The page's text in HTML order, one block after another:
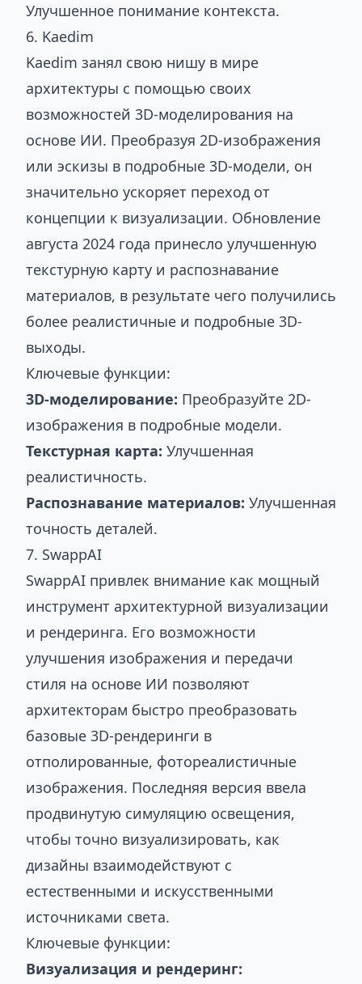
Улучшенное понимание контекста.
6. Kaedim
Kaedim занял свою нишу в мире
архитектуры с помощью своих
возможностей 3D-моделирования на
основе ИИ. Преобразуя 2D-изображения
или эскизы в подробные 3D-модели, он
значительно ускоряет переход от
концепции к визуализации. Обновление
августа 2024 года принесло улучшенную
текстурную карту и распознавание
материалов, в результате чего получились
более реалистичные и подробные 3D-
выходы.
Ключевые функции:
3D-моделирование: Преобразуйте 2D-
изображения в подробные модели.
Текстурная карта: Улучшенная
реалистичность.
Распознавание материалов: Улучшенная
точность деталей.
7. SwappAI
SwappAI привлек внимание как мощный
инструмент архитектурной визуализации
и рендеринга. Его возможности
улучшения изображения и передачи
стиля на основе ИИ позволяют
архитекторам быстро преобразовать
базовые 3D-рендеринги в
отполированные, фотореалистичные
изображения. Последняя версия ввела
продвинутую симуляцию освещения,
чтобы точно визуализировать, как
дизайны взаимодействуют с
естественными и искусственными
источниками света.
Ключевые функции:
Визуализация и рендеринг: